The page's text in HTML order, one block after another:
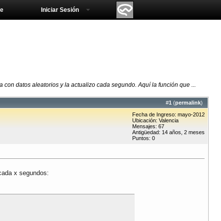
Iniciar Sesión
datos aleatorios y la actualizo cada segundo. Aquí la función que ...
#1 (permalink)
Fecha de Ingreso: mayo-2012
Ubicación: Valencia
Mensajes: 67
Antigüedad: 14 años, 2 meses
Puntos: 0
x segundos: